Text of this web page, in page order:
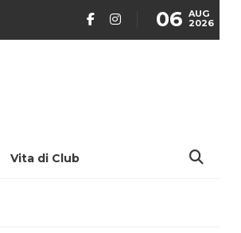
06 AUG
2026
Vita di Club